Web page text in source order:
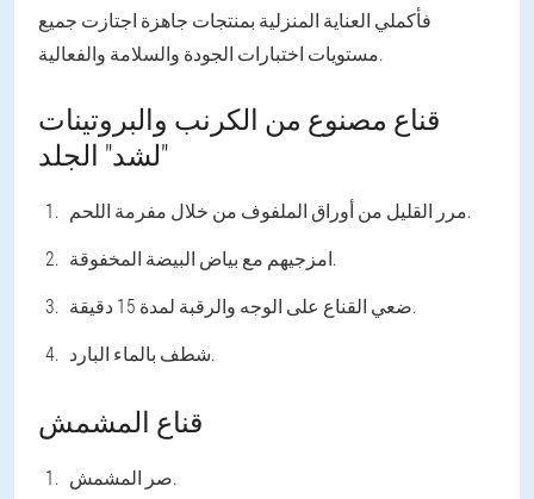
فأكملي العناية المنزلية بمنتجات جاهزة اجتازت جميع
مستويات اختبارات الجودة والسلامة والفعالية.
قناع مصنوع من الكرنب والبروتينات
"لشد" الجلد
مرر القليل من أوراق الملفوف من خلال مفرمة اللحم.
امزجيهم مع بياض البيضة المخفوقة.
ضعي القناع على الوجه والرقبة لمدة 15 دقيقة.
شطف بالماء البارد.
قناع المشمش
صر المشمش.